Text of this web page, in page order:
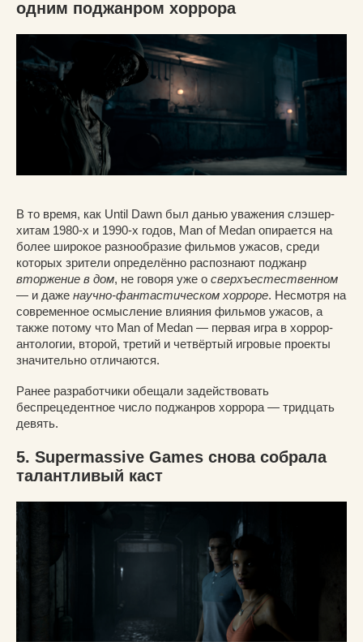
одним поджанром хоррора
В то время, как Until Dawn был данью уважения слэшер-
хитам 1980-х и 1990-х годов, Man of Medan опирается на
более широкое разнообразие фильмов ужасов, среди
которых зрители определённо распознают поджанр
вторжение в дом, не говоря уже о сверхъестественном
— и даже научно-фантастическом хорроре. Несмотря на
современное осмысление влияния фильмов ужасов, а
также потому что Man of Medan — первая игра в хоррор-
антологии, второй, третий и четвёртый игровые проекты
значительно отличаются.
Ранее разработчики обещали задействовать
беспрецедентное число поджанров хоррора — тридцать
девять.
5. Supermassive Games снова собрала
талантливый каст